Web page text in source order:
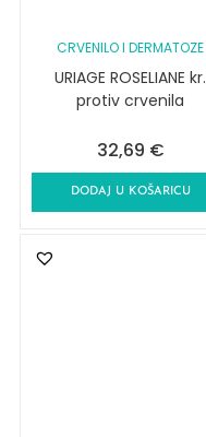
CRVENILO I DERMATOZE
URIAGE ROSELIANE kr.
protiv crvenila
32,69 €
DODAJ U KOŠARICU